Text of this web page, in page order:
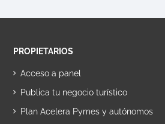
PROPIETARIOS
Acceso a panel
Publica tu negocio turístico
Plan Acelera Pymes y autónomos